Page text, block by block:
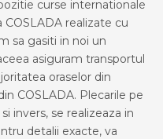
curse internationale
realizate cu
sa gasiti in noi un
asiguram transportul
oraselor din
COSLADA. Plecarile pe
invers, se realizeaza in
detalii exacte, va